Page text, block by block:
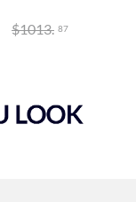
$1013. 87